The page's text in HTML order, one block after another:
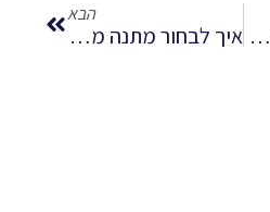
איך לבחור משלוח פרחים ליום הולדת לפי גיל וסגנון אישי?
הבא
איך לבחור מתנה מרגשת שמרגישה אישית ולא צפויה